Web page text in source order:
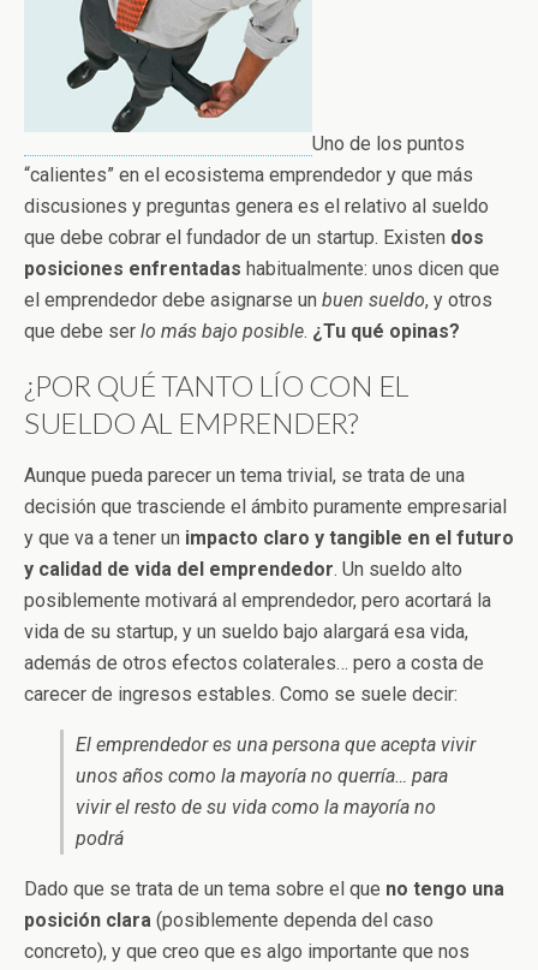
Uno de los puntos
“calientes” en el ecosistema emprendedor y que más
discusiones y preguntas genera es el relativo al sueldo
que debe cobrar el fundador de un startup. Existen dos
posiciones enfrentadas habitualmente: unos dicen que
el emprendedor debe asignarse un buen sueldo, y otros
que debe ser lo más bajo posible. ¿Tu qué opinas?
¿POR QUÉ TANTO LÍO CON EL
SUELDO AL EMPRENDER?
Aunque pueda parecer un tema trivial, se trata de una
decisión que trasciende el ámbito puramente empresarial
y que va a tener un impacto claro y tangible en el futuro
y calidad de vida del emprendedor. Un sueldo alto
posiblemente motivará al emprendedor, pero acortará la
vida de su startup, y un sueldo bajo alargará esa vida,
además de otros efectos colaterales… pero a costa de
carecer de ingresos estables. Como se suele decir:
El emprendedor es una persona que acepta vivir
unos años como la mayoría no querría… para
vivir el resto de su vida como la mayoría no
podrá
Dado que se trata de un tema sobre el que no tengo una
posición clara (posiblemente dependa del caso
concreto), y que creo que es algo importante que nos